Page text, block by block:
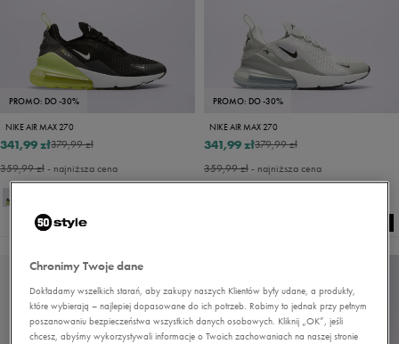
PROMO: DO -30%
NIKE AIR MAX 270
379,99 zł
341,99 zł
359,99 zł- najniższa cena
PROMO: DO -30%
NIKE AIR MAX 270
379,99 zł
341,99 zł
359,99 zł- najniższa cena
Chronimy Twoje dane
Dokładamy wszelkich starań, aby zakupy naszych Klientów były udane, a produkty,
które wybierają – najlepiej dopasowane do ich potrzeb. Robimy to jednak przy pełnym
poszanowaniu bezpieczeństwa wszystkich danych osobowych. Kliknij „OK”, jeśli
chcesz, abyśmy wykorzystywali informacje o Twoich zachowaniach na naszej stronie